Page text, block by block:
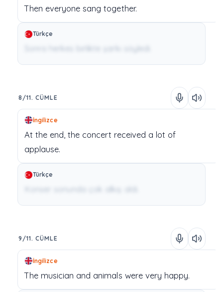
Then everyone sang together.
Türkçe
Sonra herkes birlikte şarkı söyledi.
8/11. CÜMLE
İngilizce
At the end, the concert received a lot of
applause.
Türkçe
9/11. CÜMLE
İngilizce
The musician and animals were very happy.